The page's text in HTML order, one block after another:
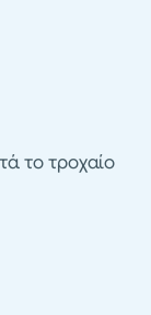
το τροχαίο